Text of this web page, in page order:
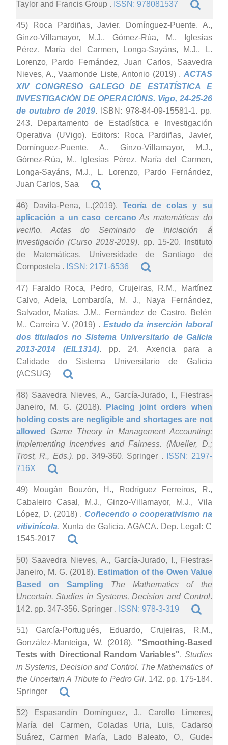
Taylor and Francis Group . ISSN: 978081537
45) Roca Pardiñas, Javier, Domínguez-Puente, A.,
Ginzo-Villamayor, M.J., Gómez-Rúa, M., Iglesias
Pérez, María del Carmen, Longa-Sayáns, M.J., L.
Lorenzo, Pardo Fernández, Juan Carlos, Saavedra
Nieves, A., Vaamonde Liste, Antonio (2019) . ACTAS
XIV CONGRESO GALEGO DE ESTATÍSTICA E
INVESTIGACIÓN DE OPERACIÓNS. Vigo, 24-25-26
de outubro de 2019. ISBN: 978-84-09-15581-1. pp.
243. Departamento de Estadística e Investigación
Operativa (UVigo). Editors: Roca Pardiñas, Javier,
Domínguez-Puente, A., Ginzo-Villamayor, M.J.,
Gómez-Rúa, M., Iglesias Pérez, María del Carmen,
Longa-Sayáns, M.J., L. Lorenzo, Pardo Fernández,
Juan Carlos, Saa
46) Davila-Pena, L.(2019). Teoría de colas y su
aplicación a un caso cercano As matemáticas do
veciño. Actas do Seminario de Iniciación á
Investigación (Curso 2018-2019). pp. 15-20. Instituto
de Matemáticas. Universidade de Santiago de
Compostela . ISSN: 2171-6536
47) Faraldo Roca, Pedro, Crujeiras, R.M., Martínez
Calvo, Adela, Lombardía, M. J., Naya Fernández,
Salvador, Matías, J.M., Fernández de Castro, Belén
M., Carreira V. (2019) . Estudo da inserción laboral
dos titulados no Sistema Universitario de Galicia
2013-2014 (EIL1314). pp. 24. Axencia para a
Calidade do Sistema Universitario de Galicia
(ACSUG)
48) Saavedra Nieves, A., García-Jurado, I., Fiestras-
Janeiro, M. G. (2018).
Placing joint orders when
holding costs are negligible and shortages are not
allowed
Game Theory in Management Accounting:
Implementing Incentives and Fairness. (Mueller, D.;
Trost, R., Eds.). pp. 349-360. Springer . ISSN: 2197-
716X
49) Mougán Bouzón, H., Rodríguez Ferreiros, R.,
Cabaleiro Casal, M.J., Ginzo-Villamayor, M.J., Vila
López, D. (2018) . Coñecendo o cooperativismo na
vitivinícola. Xunta de Galicia. AGACA. Dep. Legal: C
1545-2017
50) Saavedra Nieves, A., García-Jurado, I., Fiestras-
Janeiro, M. G. (2018). Estimation of the Owen Value
Based on Sampling The Mathematics of the
Uncertain. Studies in Systems, Decision and Control.
142. pp. 347-356. Springer . ISSN: 978-3-319
51) García-Portugués, Eduardo, Crujeiras, R.M.,
González-Manteiga, W. (2018). "Smoothing-Based
Tests with Directional Random Variables". Studies
in Systems, Decision and Control. The Mathematics of
the Uncertain A Tribute to Pedro Gil. 142. pp. 175-184.
Springer
52) Espasandín Domínguez, J., Carollo Limeres,
María del Carmen, Coladas Uria, Luis, Cadarso
Suárez, Carmen María, Lado Baleato, O., Gude-